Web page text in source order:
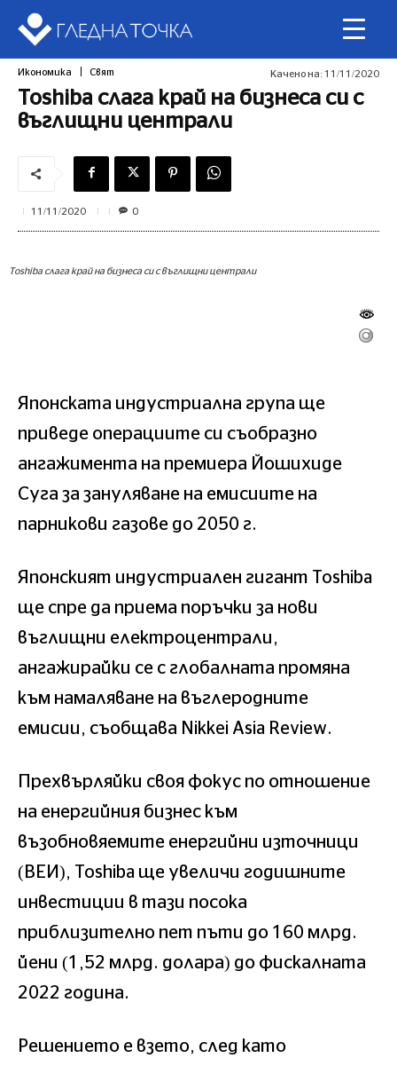
Икономика Свят Качено на: 11/11/2020
Toshiba слага край на бизнеса си с
въглищни централи
11/11/2020 0
Toshiba слага край на бизнеса си с въглищни централи
Японската индустриална група ще
приведе операциите си съобразно
ангажимента на премиера Йошихиде
Суга за зануляване на емисиите на
парникови газове до 2050 г.
Японският индустриален гигант Toshiba
ще спре да приема поръчки за нови
въглищни електроцентрали,
ангажирайки се с глобалната промяна
към намаляване на въглеродните
емисии, съобщава Nikkei Asia Review.
Прехвърляйки своя фокус по отношение
на енергийния бизнес към
възобновяемите енергийни източници
(ВЕИ), Toshiba ще увеличи годишните
инвестиции в тази посока
приблизително пет пъти до 160 млрд.
йени (1,52 млрд. долара) до фискалната
2022 година.
Решението е взето, след като